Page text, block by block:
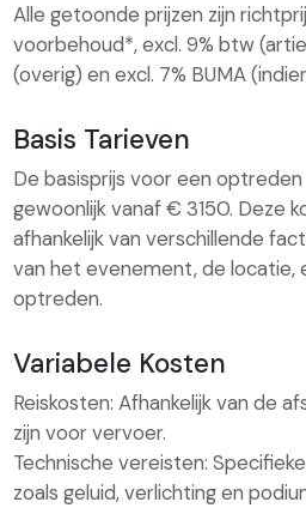
Alle getoonde prijzen zijn
voorbehoud*, excl. 9% btw
(overig) en excl. 7% BUMA
Basis Tarieven
De basisprijs voor een
gewoonlijk vanaf € 3150. Deze
afhankelijk van verschillende
van het evenement, de locatie,
optreden.
Variabele Kosten
Reiskosten: Afhankelijk van de
zijn voor vervoer.
Technische vereisten:
zoals geluid, verlichting en